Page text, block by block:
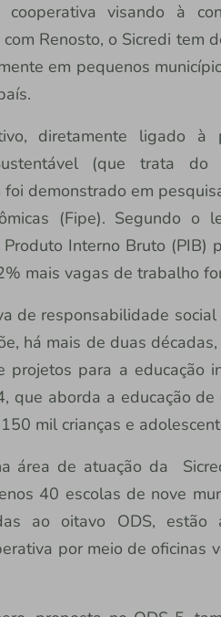
cooperativa visando à
Renosto, o Sicredi tem
em pequenos
diretamente ligado
(que trata
foi demonstrado em
(Fipe). Segundo o
Interno Bruto (PIB)
mais vagas de trabalho
de responsabilidade
há mais de duas
projetos para a educação
que aborda a educação
mil crianças e
área de atuação da
40 escolas de nove
ao oitavo ODS, estão
por meio de oficinas